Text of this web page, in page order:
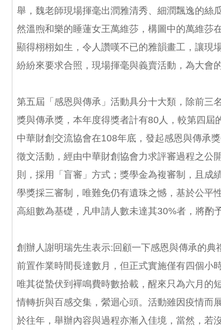
舉，魏老師現場揮毫出潤雅清秀、細潤飄逸的絲
然溫煦和樂的睡蓮女王萬維莎，構圖中的萬維莎
顯得栩栩如生，令人讚嘆不已的雅韻畫工，讓現
紛紛來要求合照，現場揮毫與義賣活動，為大會
第五屆「感恩與傳承」活動具分十大類，除前三
獎與傳承獎，本年度得獎者計有80人，較第四屆
中華財創交流協會在108年底，發起感恩與傳承
徵文活動，經由中華財創協會力求評審過程之公
則，採用「盲審」方式；獎學金為複審制，且成
學獎採三審制，唯難免仍有遺珠之憾，基於公平
高組數為基礎，凡申請人數未達其30%者，將酌
創辦人謝明瑞先生表示:回顧一下感恩與傳承的典
前置作業時間長達數月，但正式實施僅有四個小
唯其從蟄伏到襌鳴費時數拾載，醒來只為六月的
情轉折與百感交集，縈迴心頭。活動雖因疫情而
於往年，舉辦內容與過程亦漸入佳境，當然，若